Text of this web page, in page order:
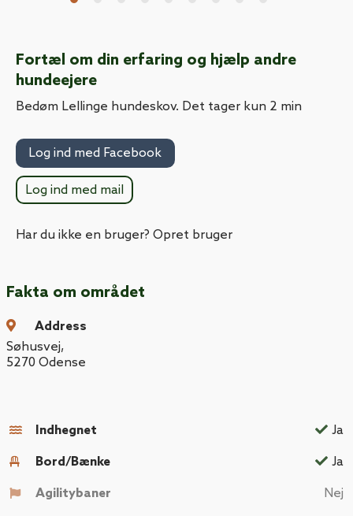
Fortæl om din erfaring og hjælp andre
hundeejere
Bedøm Lellinge hundeskov. Det tager kun 2 min
Log ind med Facebook
Log ind med mail
Har du ikke en bruger? Opret bruger
Fakta om området
Address
Søhusvej,
5270 Odense
Indhegnet Ja
Bord/Bænke Ja
Agilitybaner Nej